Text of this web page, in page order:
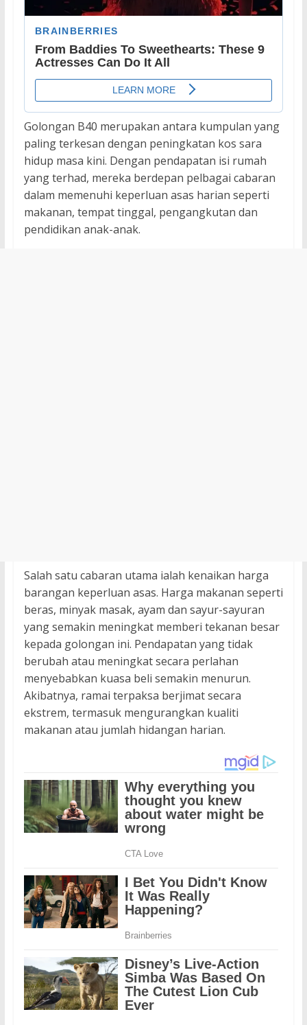
Golongan B40 merupakan antara kumpulan yang
paling terkesan dengan peningkatan kos sara
hidup masa kini. Dengan pendapatan isi rumah
yang terhad, mereka berdepan pelbagai cabaran
dalam memenuhi keperluan asas harian seperti
makanan, tempat tinggal, pengangkutan dan
pendidikan anak-anak.
Salah satu cabaran utama ialah kenaikan harga
barangan keperluan asas. Harga makanan seperti
beras, minyak masak, ayam dan sayur-sayuran
yang semakin meningkat memberi tekanan besar
kepada golongan ini. Pendapatan yang tidak
berubah atau meningkat secara perlahan
menyebabkan kuasa beli semakin menurun.
Akibatnya, ramai terpaksa berjimat secara
ekstrem, termasuk mengurangkan kualiti
makanan atau jumlah hidangan harian.